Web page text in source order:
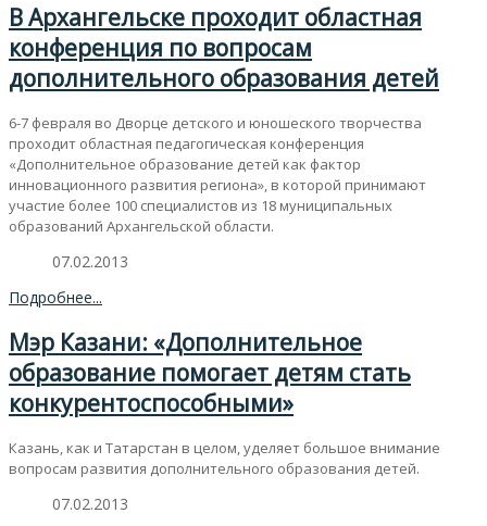
В Архангельске проходит областная
конференция по вопросам
дополнительного образования детей
6-7 февраля во Дворце детского и юношеского творчества
проходит областная педагогическая конференция
«Дополнительное образование детей как фактор
инновационного развития региона», в которой принимают
участие более 100 специалистов из 18 муниципальных
образований Архангельской области.
07.02.2013
Подробнее...
Мэр Казани: «Дополнительное
образование помогает детям стать
конкурентоспособными»
Казань, как и Татарстан в целом, уделяет большое внимание
вопросам развития дополнительного образования детей.
07.02.2013